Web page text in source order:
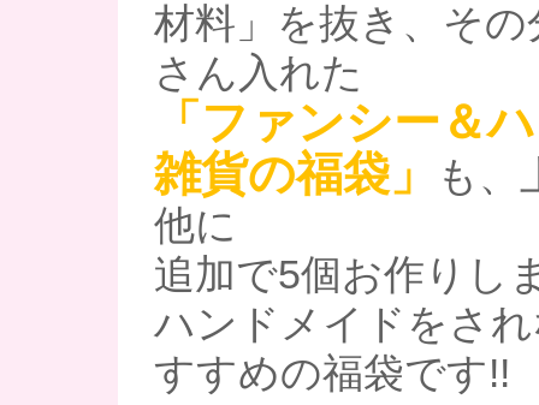
材料」を抜き、そ
さん入れた
「ファンシー＆
雑貨の福袋」
も、
他に
追加で5個お作りし
ハンドメイドをさ
すすめの福袋です!!